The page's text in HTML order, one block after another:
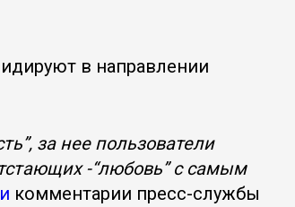
в направлении
за нее пользователи
-“любовь” с самым
комментарии пресс-службы